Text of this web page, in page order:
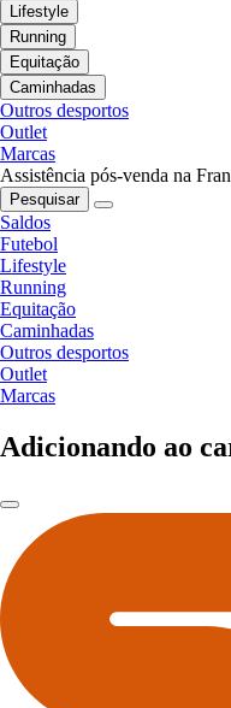
Lifestyle
Running
Equitação
Caminhadas
Outros desportos
Outlet
Marcas
Assistência pós-venda na
Pesquisar
Saldos
Futebol
Lifestyle
Running
Equitação
Caminhadas
Outros desportos
Outlet
Marcas
Adicionando ao